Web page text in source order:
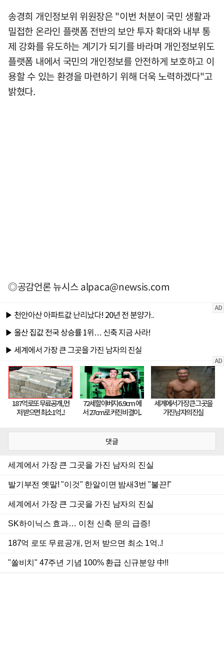
송경희 개인정보위 위원장은 "이번 처분이 국민 생활과
밀접한 온라인 플랫폼 전반의 보안 투자 확대와 내부 통
제 강화를 유도하는 계기가 되기를 바라며 개인정보위도
플랫폼 내에서 국민의 개인정보를 안전하게 보호하고 이
용할 수 있는 환경을 마련하기 위해 더욱 노력하겠다"고
밝혔다.
◎공감언론 뉴시스alpaca@newsis.com
댓글